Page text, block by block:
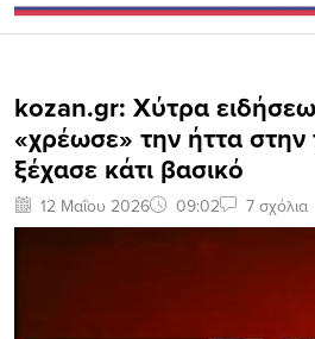
kozan.gr: Χύτρα
«χρέωσε» την ήττα στην
ξέχασε κάτι βασικό
12 Μαΐου 2026 09:02 7 σχόλια